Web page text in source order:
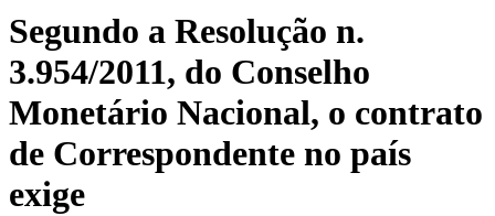
Segundo a Resolução n.
3.954/2011, do Conselho
Monetário Nacional, o contrato
de Correspondente no país
exige